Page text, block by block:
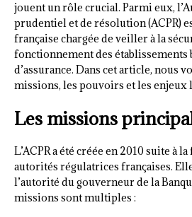
jouent un rôle crucial. Parmi eux,
prudentiel et de résolution (ACPR)
française chargée de veiller à la
fonctionnement des établissements
d’assurance. Dans cet article, nous
missions, les pouvoirs et les enjeux
Les missions
L’ACPR a été créée en 2010 suite à
autorités régulatrices françaises.
l’autorité du gouverneur de la
missions sont multiples :